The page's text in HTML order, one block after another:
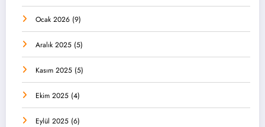
Ocak 2026 (9)
Aralık 2025 (5)
Kasım 2025 (5)
Ekim 2025 (4)
Eylül 2025 (6)